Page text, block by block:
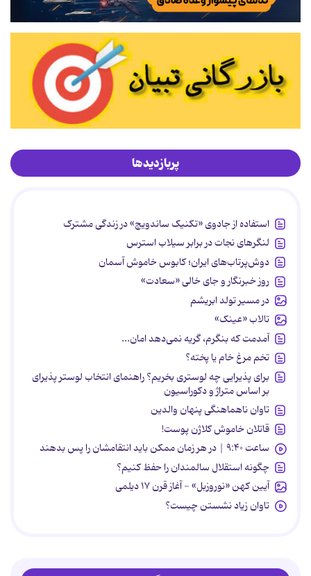
پربازدیدها
استفاده از جادوی «تکنیک ساندویچ» در زندگی مشترک
لنگرهای نجات در برابر سیلاب استرس
دوش‌پرتاب‌های ایران؛ کابوس خاموش آسمان
روز خبرنگار و جای خالی «سعادت»
در مسیر تولد ابریشم
تالاب «عینک»
آمدمت که بنگرم، گریه نمی‌دهد امان...
تخم مرغ خام یا پخته؟
برای پذیرایی چه لوستری بخریم؟ راهنمای انتخاب لوستر پذیرای
بر اساس متراژ و دکوراسیون
تاوان ناهماهنگی پنهان والدین
قاتلان خاموش کلاژن پوست!
ساعت ۹:۴۰ | در هر زمان ممکن باید انتقامشان را پس بدهند
چگونه استقلال سالمندان را حفظ کنیم؟
آیین کهن «نوروزبل» - آغاز قرن ۱۷ دیلمی
تاوان زیاد نشستن چیست؟